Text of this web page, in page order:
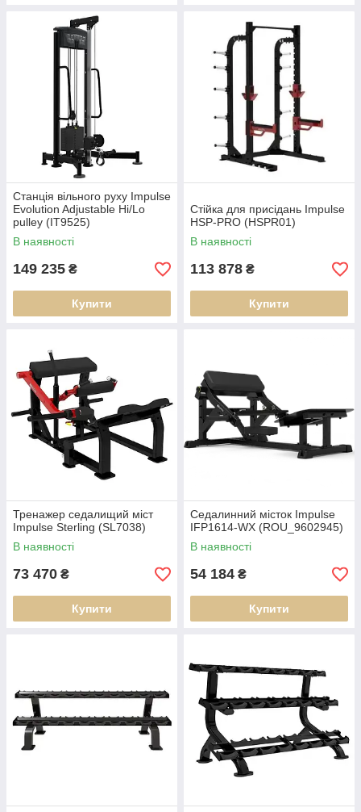
Станція вільного руху Impulse
Evolution Adjustable Hi/Lo
pulley (IT9525)
В наявності
149 235 ₴
Купити
Стійка для присідань Impulse
HSP-PRO (HSPR01)
В наявності
113 878 ₴
Купити
Тренажер седалищий міст
Impulse Sterling (SL7038)
В наявності
73 470 ₴
Купити
Седалинний місток Impulse
IFP1614-WX (ROU_9602945)
В наявності
54 184 ₴
Купити